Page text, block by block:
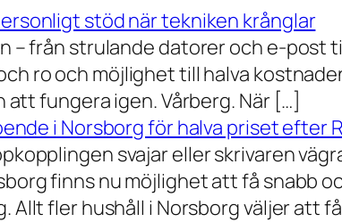
stöd när tekniken krånglar
– från strulande datorer och e-post
ro och möjlighet till halva
fungera igen. Vårberg. När […]
i Norsborg för halva priset efter
svajar eller skrivaren
finns nu möjlighet att få snabb
Allt fler hushåll i Norsborg väljer att